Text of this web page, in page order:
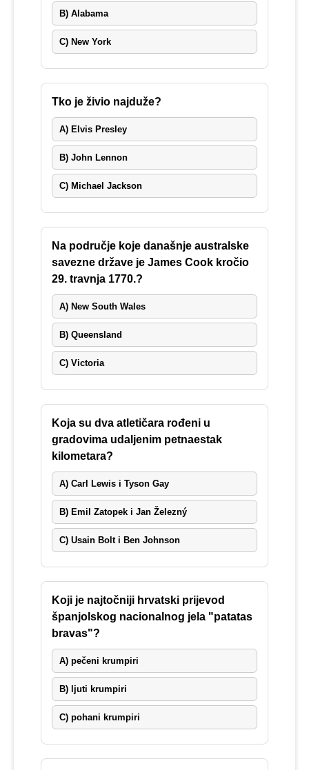
B) Alabama
C) New York
Tko je živio najduže?
A) Elvis Presley
B) John Lennon
C) Michael Jackson
Na područje koje današnje australske
savezne države je James Cook kročio
29. travnja 1770.?
A) New South Wales
B) Queensland
C) Victoria
Koja su dva atletičara rođeni u
gradovima udaljenim petnaestak
kilometara?
A) Carl Lewis i Tyson Gay
B) Emil Zatopek i Jan Železný
C) Usain Bolt i Ben Johnson
Koji je najtočniji hrvatski prijevod
španjolskog nacionalnog jela "patatas
bravas"?
A) pečeni krumpiri
B) ljuti krumpiri
C) pohani krumpiri